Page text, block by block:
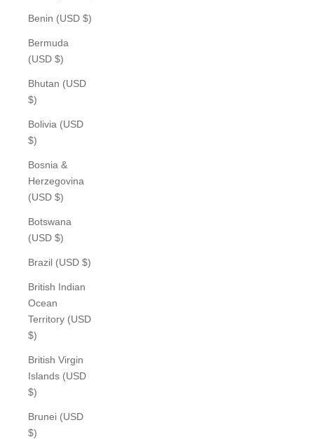
Benin (USD $)
Bermuda
(USD $)
Bhutan (USD
$)
Bolivia (USD
$)
Bosnia &
Herzegovina
(USD $)
Botswana
(USD $)
Brazil (USD $)
British Indian
Ocean
Territory (USD
$)
British Virgin
Islands (USD
$)
Brunei (USD
$)